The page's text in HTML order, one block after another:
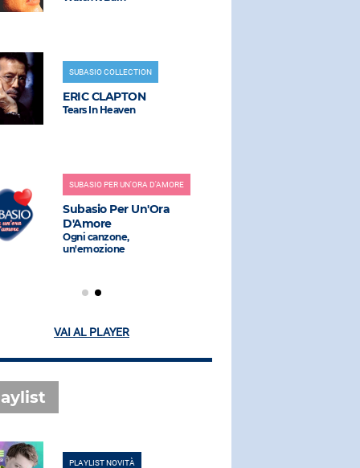
SUBASIO COLLECTION
ERIC CLAPTON
Tears In Heaven
SUBASIO PER UN'ORA D'AMORE
Subasio Per Un'Ora
D'Amore
Ogni canzone,
un'emozione
VAI AL PLAYER
PLAYLIST NOVITÀ